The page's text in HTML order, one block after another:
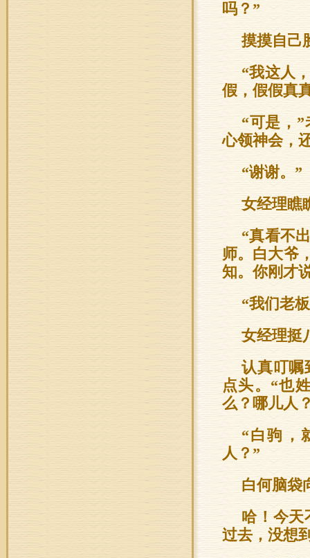
吗？”
摸摸自己
“我这人
假，假假真
“可是，
心领神会，
“谢谢。”
女经理瞧
“真看不
师。白大爷
知。你刚才
“我们老
女经理挺
认真叮嘱
点头。“也
么？哪儿人
“白驹，
人？”
白何脑袋
哈！今天
过去，没想